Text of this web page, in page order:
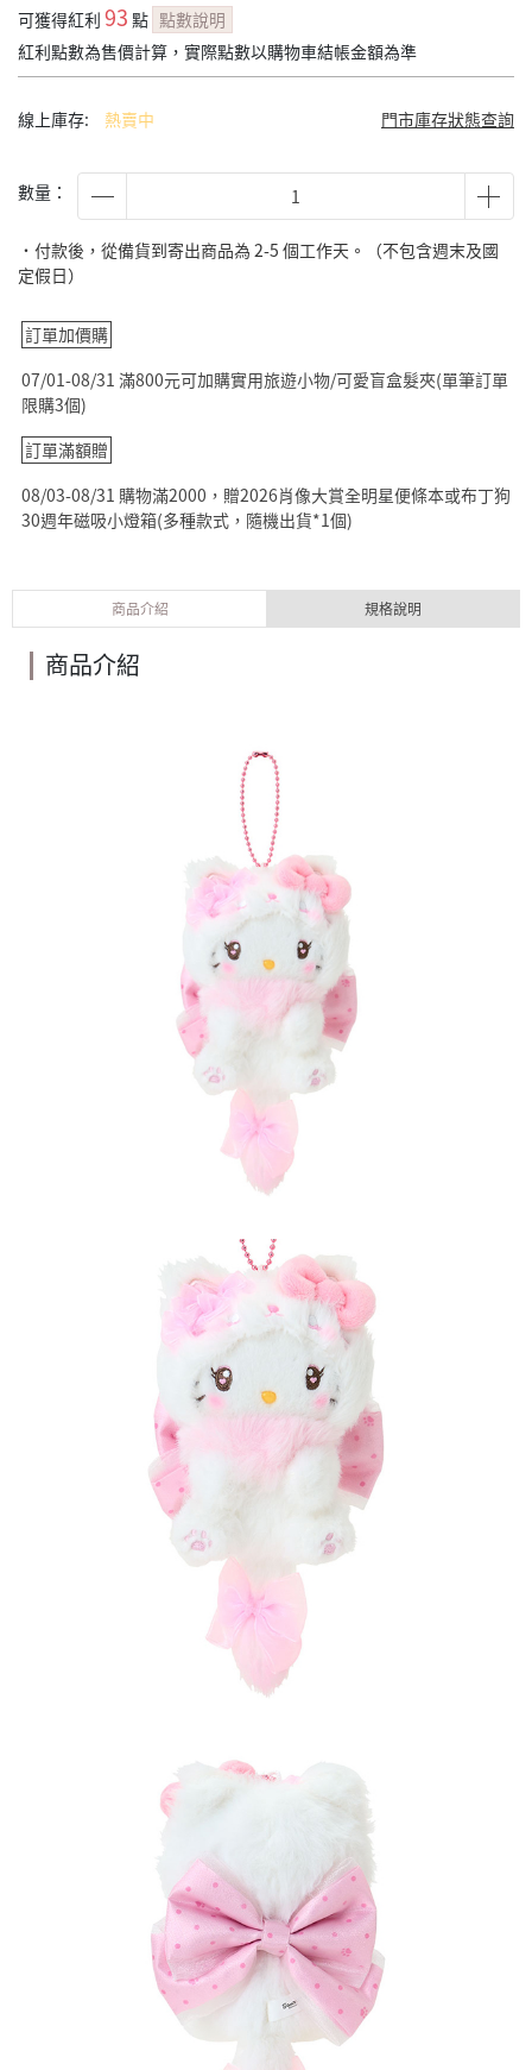
可獲得紅利 93 點 點數說明
紅利點數為售價計算，實際點數以購物車結帳金額為準
線上庫存: 熱賣中 門市庫存狀態查詢
數量：
˙付款後，從備貨到寄出商品為 2-5 個工作天。（不包含週末及國
定假日）
訂單加價購
07/01-08/31 滿800元可加購實用旅遊小物/可愛盲盒髮夾(單筆訂單
限購3個)
訂單滿額贈
08/03-08/31 購物滿2000，贈2026肖像大賞全明星便條本或布丁狗
30週年磁吸小燈箱(多種款式，隨機出貨*1個)
商品介紹 規格說明
商品介紹